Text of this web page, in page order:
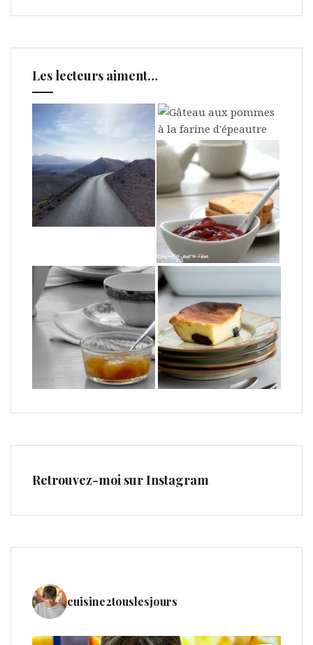
Les lecteurs aiment…
Retrouvez-moi sur Instagram
cuisine2touslesjours